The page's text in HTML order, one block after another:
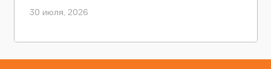
30 июля, 2026